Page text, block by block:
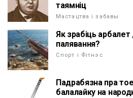
таямніц
Мастацтва і забавы
Як зрабіць
палявання?
Спорт і Фітнэс
Падрабязна пра
балалайку на